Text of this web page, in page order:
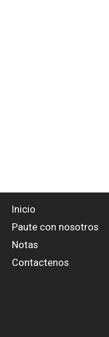
Inicio
Paute con nosotros
Notas
Contactenos